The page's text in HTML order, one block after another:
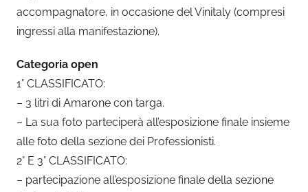
accompagnatore, in occasione del Vinitaly (compresi
ingressi alla manifestazione).
Categoria open
1° CLASSIFICATO:
– 3 litri di Amarone con targa.
– La sua foto parteciperà all’esposizione finale insieme
alle foto della sezione dei Professionisti.
2° E 3° CLASSIFICATO:
– partecipazione all’esposizione finale della sezione